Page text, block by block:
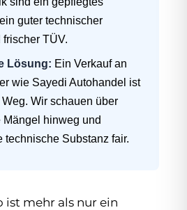
guter technischer
TÜV.
Lösung: Ein Verkauf an
wie Sayedi Autohandel ist
Wir schauen über
Mängel hinweg und
technische Substanz fair.
ist mehr als nur ein